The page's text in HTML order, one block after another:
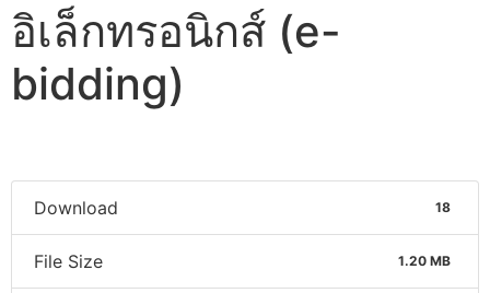
อิเล็กทรอนิกส์ (e-
bidding)
Download 18
File Size 1.20 MB